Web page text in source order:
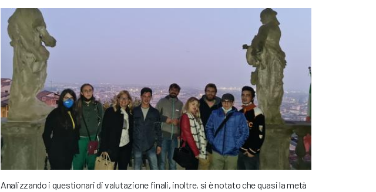
Analizzando i questionari di valutazione finali, inoltre, si è notato che quasi la metà